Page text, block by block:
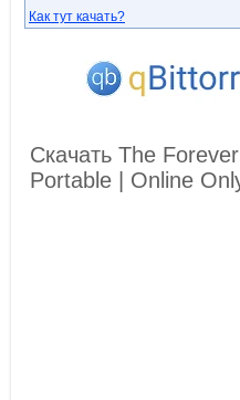
Как тут качать?
Скачать The
Portable | Online